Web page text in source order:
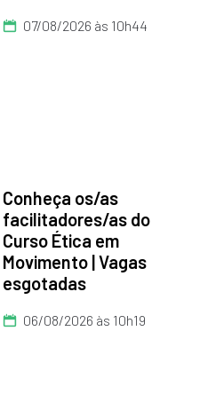
07/08/2026 às 10h44
Conheça os/as
facilitadores/as do
Curso Ética em
Movimento | Vagas
esgotadas
06/08/2026 às 10h19